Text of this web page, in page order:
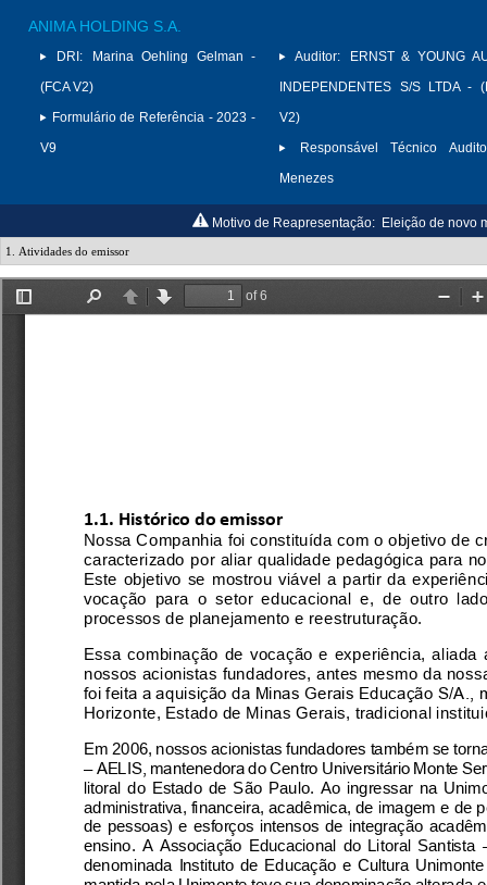
ANIMA HOLDING S.A.
DRI:
Marina Oehling Gelman -
(FCA V2)
Formulário de Referência - 2023 -
V9
Auditor:
ERNST & YOUNG
INDEPENDENTES S/S LTDA -
V2)
Responsável Técnico
Menezes
Motivo de Reapresentação: Eleição de novo